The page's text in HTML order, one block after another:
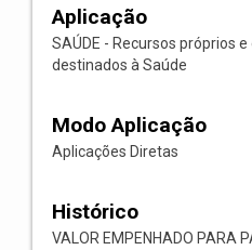
Aplicação
SAÚDE - Recursos próprios
destinados à Saúde
Modo Aplicação
Aplicações Diretas
Histórico
VALOR EMPENHADO PARA